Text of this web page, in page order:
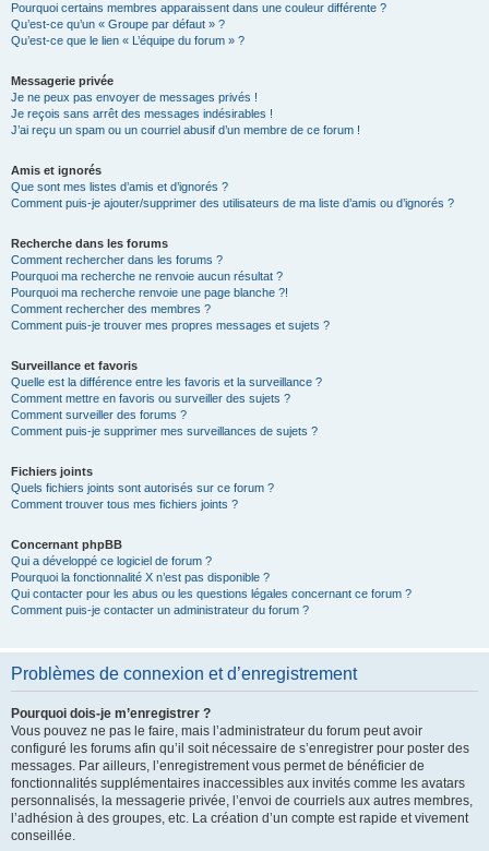
Pourquoi certains membres apparaissent dans une couleur différente ?
Qu’est-ce qu’un « Groupe par défaut » ?
Qu’est-ce que le lien « L’équipe du forum » ?
Messagerie privée
Je ne peux pas envoyer de messages privés !
Je reçois sans arrêt des messages indésirables !
J’ai reçu un spam ou un courriel abusif d’un membre de ce forum !
Amis et ignorés
Que sont mes listes d’amis et d’ignorés ?
Comment puis-je ajouter/supprimer des utilisateurs de ma liste d’amis ou d’ignorés ?
Recherche dans les forums
Comment rechercher dans les forums ?
Pourquoi ma recherche ne renvoie aucun résultat ?
Pourquoi ma recherche renvoie une page blanche ?!
Comment rechercher des membres ?
Comment puis-je trouver mes propres messages et sujets ?
Surveillance et favoris
Quelle est la différence entre les favoris et la surveillance ?
Comment mettre en favoris ou surveiller des sujets ?
Comment surveiller des forums ?
Comment puis-je supprimer mes surveillances de sujets ?
Fichiers joints
Quels fichiers joints sont autorisés sur ce forum ?
Comment trouver tous mes fichiers joints ?
Concernant phpBB
Qui a développé ce logiciel de forum ?
Pourquoi la fonctionnalité X n’est pas disponible ?
Qui contacter pour les abus ou les questions légales concernant ce forum ?
Comment puis-je contacter un administrateur du forum ?
Problèmes de connexion et d’enregistrement
Pourquoi dois-je m’enregistrer ?
Vous pouvez ne pas le faire, mais l’administrateur du forum peut avoir
configuré les forums afin qu’il soit nécessaire de s’enregistrer pour poster des
messages. Par ailleurs, l’enregistrement vous permet de bénéficier de
fonctionnalités supplémentaires inaccessibles aux invités comme les avatars
personnalisés, la messagerie privée, l’envoi de courriels aux autres membres,
l’adhésion à des groupes, etc. La création d’un compte est rapide et vivement
conseillée.